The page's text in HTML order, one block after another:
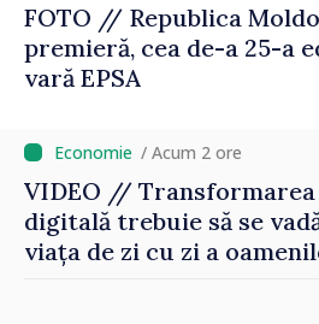
FOTO // Republica
premieră, cea de-a 25-a
vară EPSA
/ Acum 2 ore
VIDEO // Transformarea
digitală trebuie să se
viața de zi cu zi a